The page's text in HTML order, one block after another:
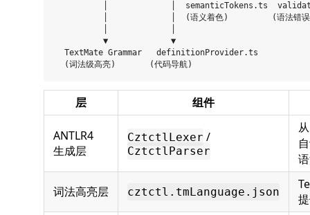
│             │  semanticTokens.ts
│             │  (语义着色)         (语法错误
          ▼             ▼
  TextMate Grammar   definitionProvider.ts
层 组件
ANTLR4
生成层
CztctlLexer /
CztctlParser
词法高亮层 cztctl.tmLanguage.json